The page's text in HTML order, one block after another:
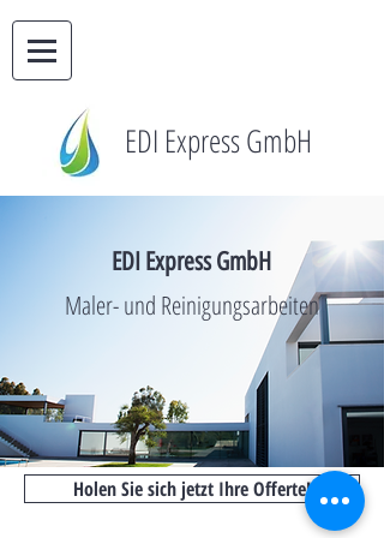
EDI Express GmbH
EDI Express GmbH
Maler- und Reinigungsarbeiten
Holen Sie sich jetzt Ihre Offerte!